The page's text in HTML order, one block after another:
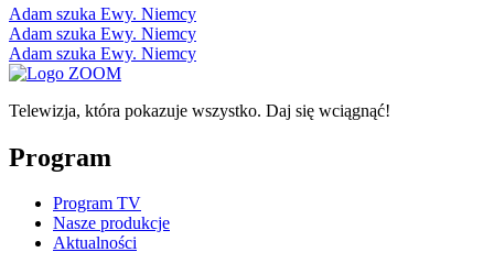
Adam szuka Ewy. Niemcy
Adam szuka Ewy. Niemcy
Adam szuka Ewy. Niemcy
Telewizja, która pokazuje wszystko. Daj się wciągnąć!
Program
Program TV
Nasze produkcje
Aktualności